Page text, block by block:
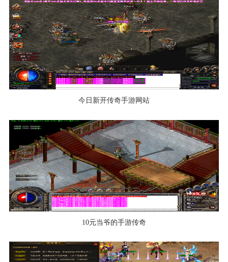
今日新开传奇手游网站
10元当爷的手游传奇